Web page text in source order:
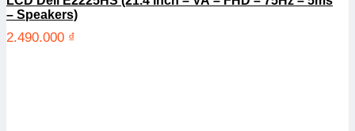
– Speakers)
2.490.000 ₫